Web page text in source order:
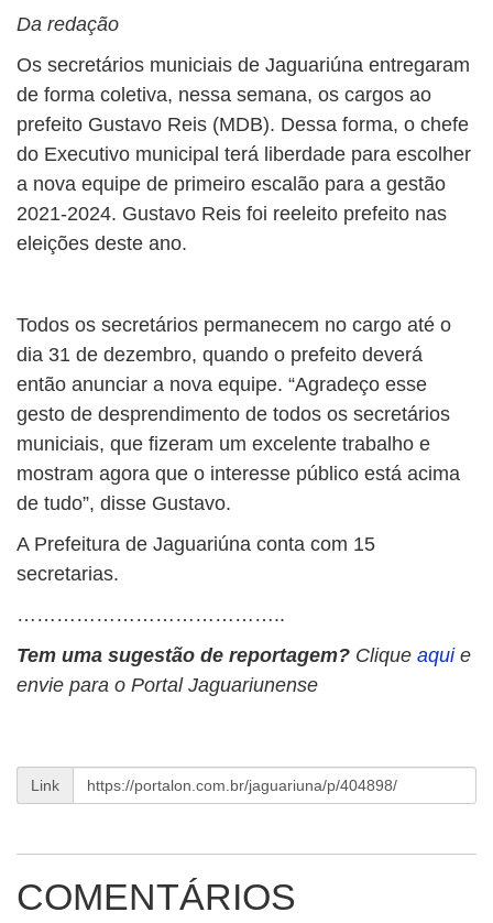
Da redação
Os secretários municiais de Jaguariúna entregaram
de forma coletiva, nessa semana, os cargos ao
prefeito Gustavo Reis (MDB). Dessa forma, o chefe
do Executivo municipal terá liberdade para escolher
a nova equipe de primeiro escalão para a gestão
2021-2024. Gustavo Reis foi reeleito prefeito nas
eleições deste ano.
Todos os secretários permanecem no cargo até o
dia 31 de dezembro, quando o prefeito deverá
então anunciar a nova equipe. “Agradeço esse
gesto de desprendimento de todos os secretários
municiais, que fizeram um excelente trabalho e
mostram agora que o interesse público está acima
de tudo”, disse Gustavo.
A Prefeitura de Jaguariúna conta com 15
secretarias.
…………………………………..
Tem uma sugestão de reportagem? Clique aqui e
envie para o Portal Jaguariunense
Link
COMENTÁRIOS